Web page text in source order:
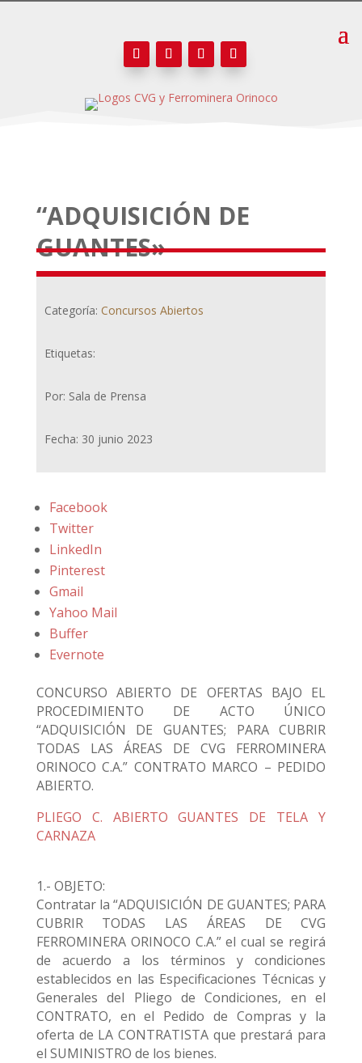
“ADQUISICIÓN DE
GUANTES»
Categoría: Concursos Abiertos
Etiquetas:
Por: Sala de Prensa
Fecha: 30 junio 2023
Facebook
Twitter
LinkedIn
Pinterest
Gmail
Yahoo Mail
Buffer
Evernote
CONCURSO ABIERTO DE OFERTAS BAJO EL
PROCEDIMIENTO DE ACTO ÚNICO
“ADQUISICIÓN DE GUANTES; PARA CUBRIR
TODAS LAS ÁREAS DE CVG FERROMINERA
ORINOCO C.A.” CONTRATO MARCO – PEDIDO
ABIERTO.
PLIEGO C. ABIERTO GUANTES DE TELA Y
CARNAZA
1.- OBJETO:
Contratar la “ADQUISICIÓN DE GUANTES; PARA
CUBRIR TODAS LAS ÁREAS DE CVG
FERROMINERA ORINOCO C.A.” el cual se regirá
de acuerdo a los términos y condiciones
establecidos en las Especificaciones Técnicas y
Generales del Pliego de Condiciones, en el
CONTRATO, en el Pedido de Compras y la
oferta de LA CONTRATISTA que prestará para
el SUMINISTRO de los bienes.